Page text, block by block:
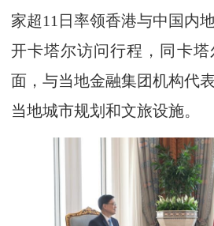
家超11日率领香港与中国内
开卡塔尔访问行程，同卡
面，与当地金融集团机构代
当地城市规划和文旅设施。